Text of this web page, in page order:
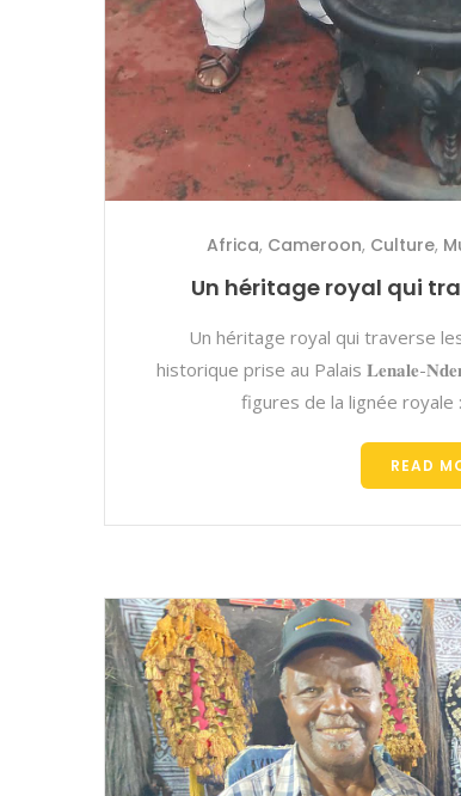
Africa, Cameroon, Culture,
Un héritage royal qui
Un héritage royal qui traverse
historique prise au Palais 𝐋𝐞𝐧𝐚𝐥𝐞-
figures de la lignée royale
READ